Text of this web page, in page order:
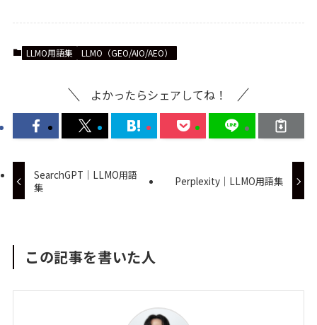
LLMO用語集 LLMO（GEO/AIO/AEO）
よかったらシェアしてね！
SearchGPT｜LLMO用語
集
Perplexity｜LLMO用語集
この記事を書いた人